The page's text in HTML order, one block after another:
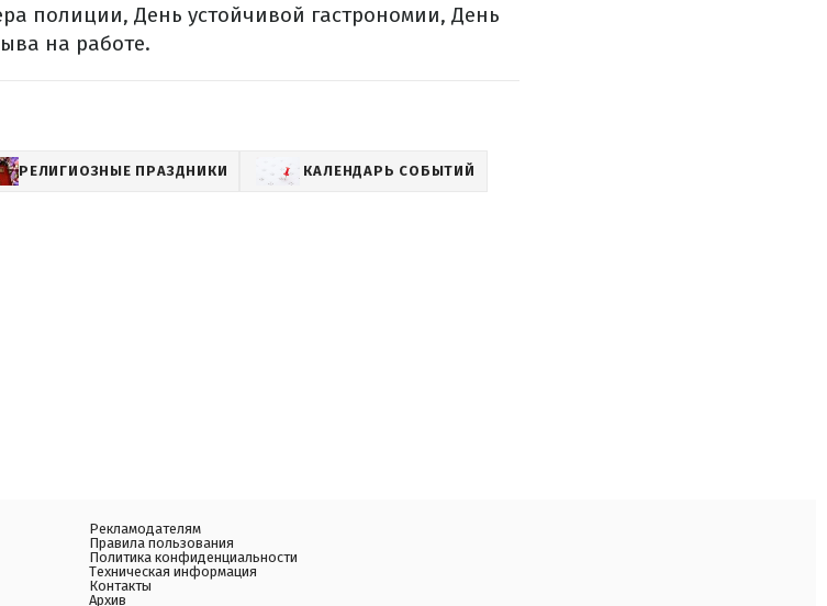
полиции, День устойчивой гастрономии, День
на работе.
РЕЛИГИОЗНЫЕ ПРАЗДНИКИ КАЛЕНДАРЬ СОБЫТИЙ
Рекламодателям
Правила пользования
Политика конфиденциальности
Техническая информация
Контакты
Архив